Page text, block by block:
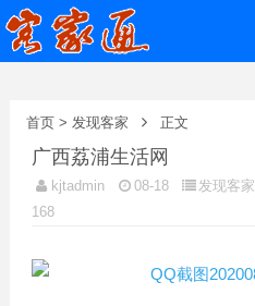
首页> 发现客家 正文
广西荔浦生活网
kjtadmin 08-18 发现客家
168